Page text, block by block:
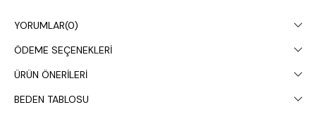
gösterebilir.
Çamaşır makinesinde 30° yıkanması tavsiye edilir.
YORUMLAR(0)
ÖDEME SEÇENEKLERI
ÜRÜN ÖNERILERI
BEDEN TABLOSU